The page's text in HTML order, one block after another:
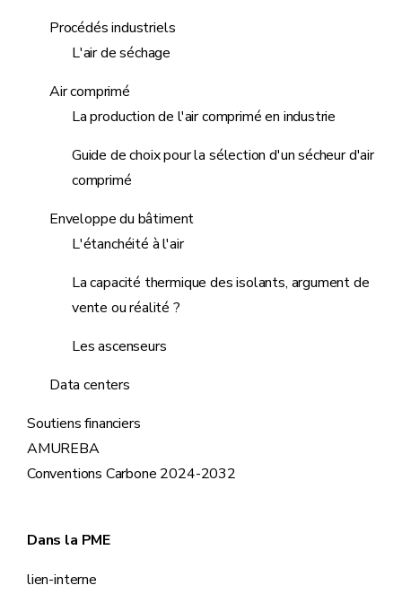
Procédés industriels
L'air de séchage
Air comprimé
La production de l'air comprimé en industrie
Guide de choix pour la sélection d'un sécheur d'air
comprimé
Enveloppe du bâtiment
L'étanchéité à l'air
La capacité thermique des isolants, argument de
vente ou réalité ?
Les ascenseurs
Data centers
Soutiens financiers
AMUREBA
Conventions Carbone 2024-2032
Dans la PME
lien-interne